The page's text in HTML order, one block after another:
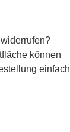
können
einfach